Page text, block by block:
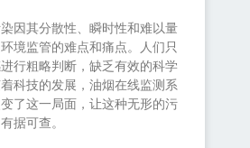
因其分散性、瞬时性和难以量
境监管的难点和痛点。人们只
行粗略判断，缺乏有效的科学
科技的发展，油烟在线监测系
了这一局面，让这种无形的污
据可查。